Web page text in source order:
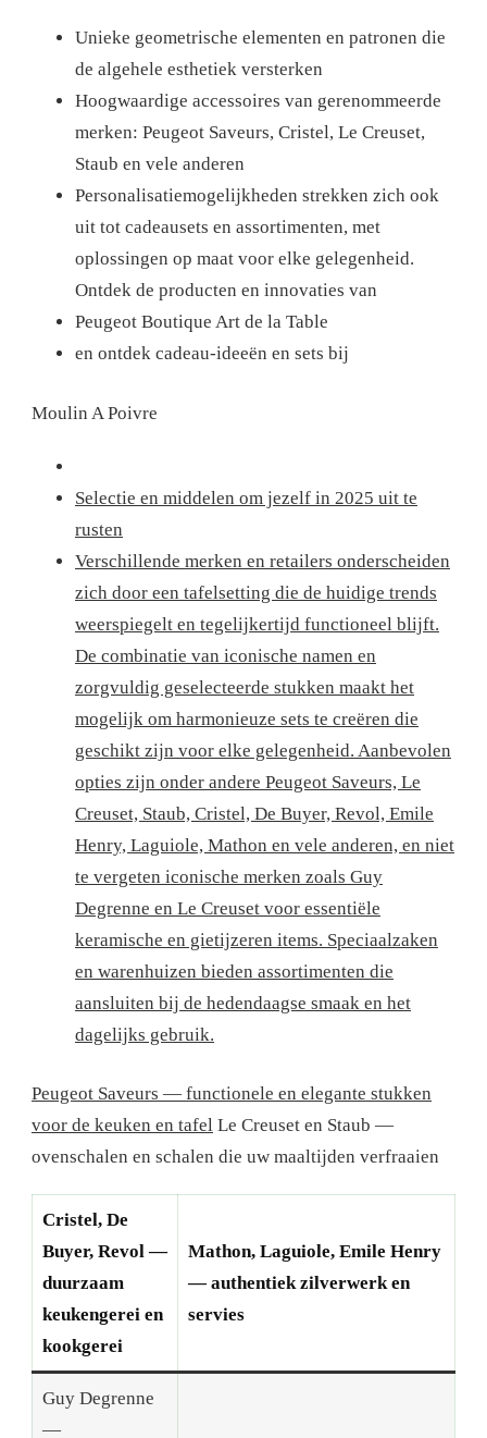
Unieke geometrische elementen en patronen die
de algehele esthetiek versterken
Hoogwaardige accessoires van gerenommeerde
merken: Peugeot Saveurs, Cristel, Le Creuset,
Staub en vele anderen
Personalisatiemogelijkheden strekken zich ook
uit tot cadeausets en assortimenten, met
oplossingen op maat voor elke gelegenheid.
Ontdek de producten en innovaties van
Peugeot Boutique Art de la Table
en ontdek cadeau-ideeën en sets bij
Moulin A Poivre
Selectie en middelen om jezelf in 2025 uit te
rusten
Verschillende merken en retailers onderscheiden
zich door een tafelsetting die de huidige trends
weerspiegelt en tegelijkertijd functioneel blijft.
De combinatie van iconische namen en
zorgvuldig geselecteerde stukken maakt het
mogelijk om harmonieuze sets te creëren die
geschikt zijn voor elke gelegenheid. Aanbevolen
opties zijn onder andere Peugeot Saveurs, Le
Creuset, Staub, Cristel, De Buyer, Revol, Emile
Henry, Laguiole, Mathon en vele anderen, en niet
te vergeten iconische merken zoals Guy
Degrenne en Le Creuset voor essentiële
keramische en gietijzeren items. Speciaalzaken
en warenhuizen bieden assortimenten die
aansluiten bij de hedendaagse smaak en het
dagelijks gebruik.
Peugeot Saveurs — functionele en elegante stukken
voor de keuken en tafel Le Creuset en Staub —
ovenschalen en schalen die uw maaltijden verfraaien
Cristel, De
Buyer, Revol —
duurzaam
keukengerei en
kookgerei
Mathon, Laguiole, Emile Henry
— authentiek zilverwerk en
servies
Guy Degrenne
—